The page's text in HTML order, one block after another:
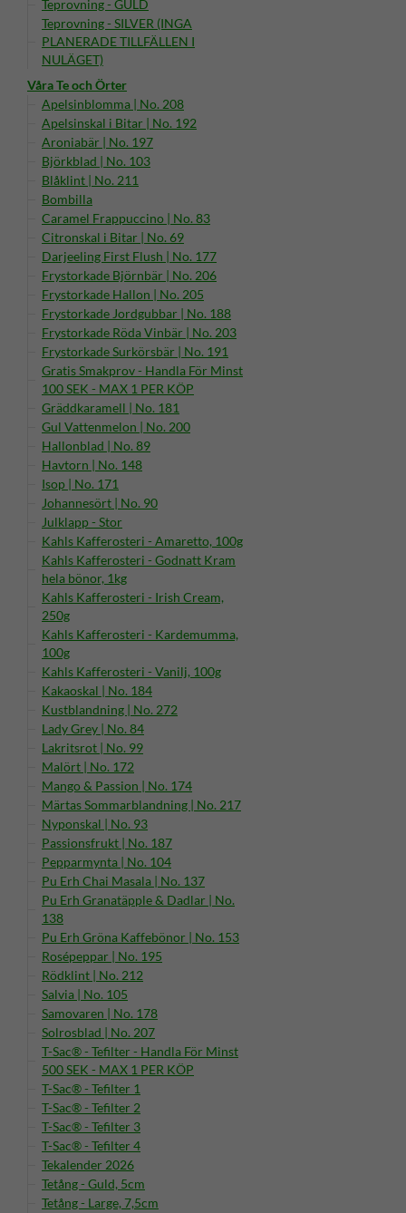
Teprovning - GULD
Teprovning - SILVER (INGA
PLANERADE TILLFÄLLEN I
NULÄGET)
Våra Te och Örter
Apelsinblomma | No. 208
Apelsinskal i Bitar | No. 192
Aroniabär | No. 197
Björkblad | No. 103
Blåklint | No. 211
Bombilla
Caramel Frappuccino | No. 83
Citronskal i Bitar | No. 69
Darjeeling First Flush | No. 177
Frystorkade Björnbär | No. 206
Frystorkade Hallon | No. 205
Frystorkade Jordgubbar | No. 188
Frystorkade Röda Vinbär | No. 203
Frystorkade Surkörsbär | No. 191
Gratis Smakprov - Handla För Minst
100 SEK - MAX 1 PER KÖP
Gräddkaramell | No. 181
Gul Vattenmelon | No. 200
Hallonblad | No. 89
Havtorn | No. 148
Isop | No. 171
Johannesört | No. 90
Julklapp - Stor
Kahls Kafferosteri - Amaretto, 100g
Kahls Kafferosteri - Godnatt Kram
hela bönor, 1kg
Kahls Kafferosteri - Irish Cream,
250g
Kahls Kafferosteri - Kardemumma,
100g
Kahls Kafferosteri - Vanilj, 100g
Kakaoskal | No. 184
Kustblandning | No. 272
Lady Grey | No. 84
Lakritsrot | No. 99
Malört | No. 172
Mango & Passion | No. 174
Märtas Sommarblandning | No. 217
Nyponskal | No. 93
Passionsfrukt | No. 187
Pepparmynta | No. 104
Pu Erh Chai Masala | No. 137
Pu Erh Granatäpple & Dadlar | No.
138
Pu Erh Gröna Kaffebönor | No. 153
Rosépeppar | No. 195
Rödklint | No. 212
Salvia | No. 105
Samovaren | No. 178
Solrosblad | No. 207
T-Sac® - Tefilter - Handla För Minst
500 SEK - MAX 1 PER KÖP
T-Sac® - Tefilter 1
T-Sac® - Tefilter 2
T-Sac® - Tefilter 3
T-Sac® - Tefilter 4
Tekalender 2026
Tetång - Guld, 5cm
Tetång - Large, 7,5cm